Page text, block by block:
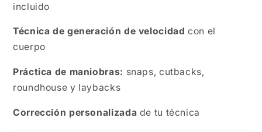
incluido
Técnica de generación de velocidad con el
cuerpo
Práctica de maniobras: snaps, cutbacks,
roundhouse y laybacks
Corrección personalizada de tu técnica